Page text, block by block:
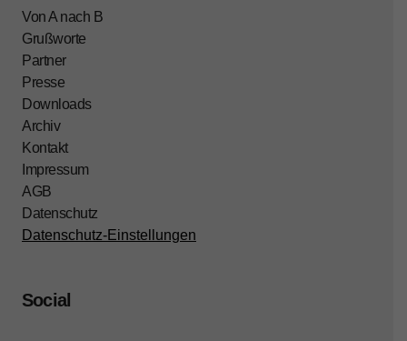
Von A nach B
Grußworte
Partner
Presse
Downloads
Archiv
Kontakt
Impressum
AGB
Datenschutz
Datenschutz-Einstellungen
Social